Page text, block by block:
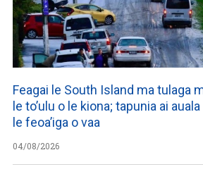
Feagai le South Island ma tulaga
le to’ulu o le kiona; tapunia ai
le feoa’iga o vaa
04/08/2026